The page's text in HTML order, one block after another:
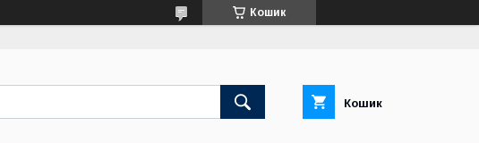
Кошик
Кошик